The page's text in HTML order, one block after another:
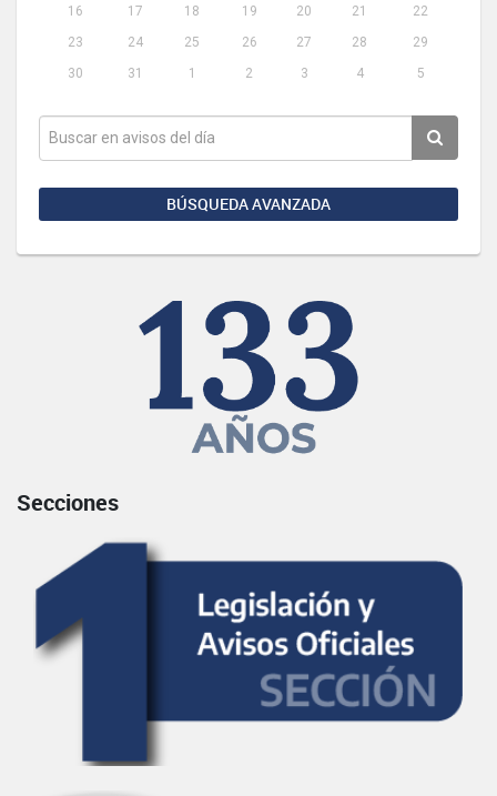
16
17 18 19 20 21
22
23
24 25 26 27 28
29
30
31 1 2 3 4 5
BÚSQUEDA AVANZADA
Secciones